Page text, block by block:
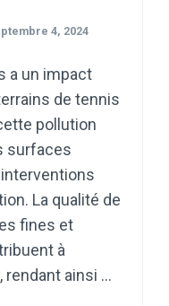
4, 2024
a un impact
de tennis
pollution
surfaces
La qualité de
fines et
à
rendant ainsi …